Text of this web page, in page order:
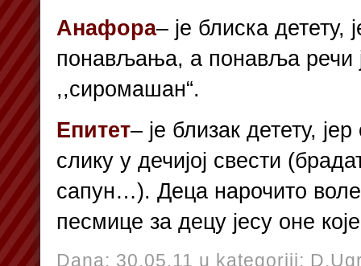
Анафора– је блиска детету,
понављања, а понавља речи
,,сиромашан“.
Епитет– је близак детету,
слику у дечијој свести
сапун…). Деца нарочито
песмице за децу јесу оне
Dana: 30.05.11 u kategoriji: